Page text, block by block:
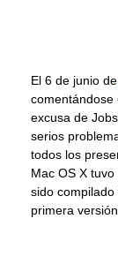
El 6 de junio de
comentándose
excusa de
serios
todos los
Mac OS X
sido
primera